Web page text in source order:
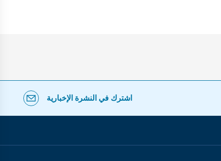
اشترك في النشرة الإخبارية